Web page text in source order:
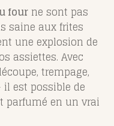
four ne sont pas
saine aux frites
une explosion de
assiettes. Avec
trempage,
est possible de
parfumé en un vrai